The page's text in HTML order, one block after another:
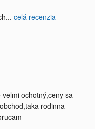
... celá recenzia
velmi ochotný,ceny sa
rodinna